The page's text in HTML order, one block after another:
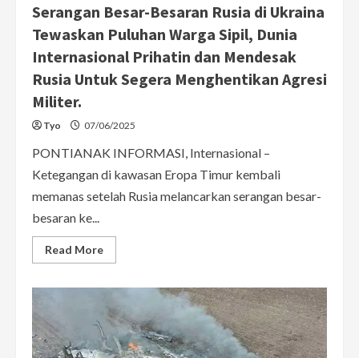
Serangan Besar-Besaran Rusia di Ukraina
Tewaskan Puluhan Warga Sipil, Dunia
Internasional Prihatin dan Mendesak
Rusia Untuk Segera Menghentikan Agresi
Militer.
Tyo 07/06/2025
PONTIANAK INFORMASI, Internasional –
Ketegangan di kawasan Eropa Timur kembali
memanas setelah Rusia melancarkan serangan besar-
besaran ke...
Read MoreRead
more
Rusia
di
Ukraina
Tewaskan